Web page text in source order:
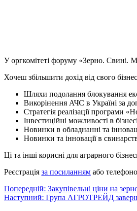
Link
Print
У оргкомітеті форуму «Зерно. Свині.
Хочеш збільшити дохід від свого
Шляхи подолання блокування
Викорінення АЧС в Україні за
Стратегія реалізації програми
Інвестиційні можливості в
Новинки в обладнанні та
Новинки та інновації в
Ці та інші корисні для аграрного
Реєстрація за посиланням або
Навігація
записів
Попередній: Закупівельні ціни на
Наступний: Група АГРОТРЕЙД